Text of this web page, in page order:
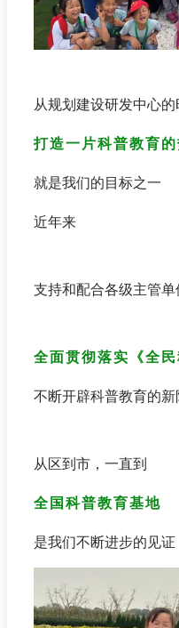
从规划建设研发中心
打造一片科普教育的
就是我们的目标之一
近年来
支持和配合各级主管单
全面贯彻落实《全
不断开辟科普教育的新
从区到市，一直到
全国科普教育基地
是我们不断进步的见证